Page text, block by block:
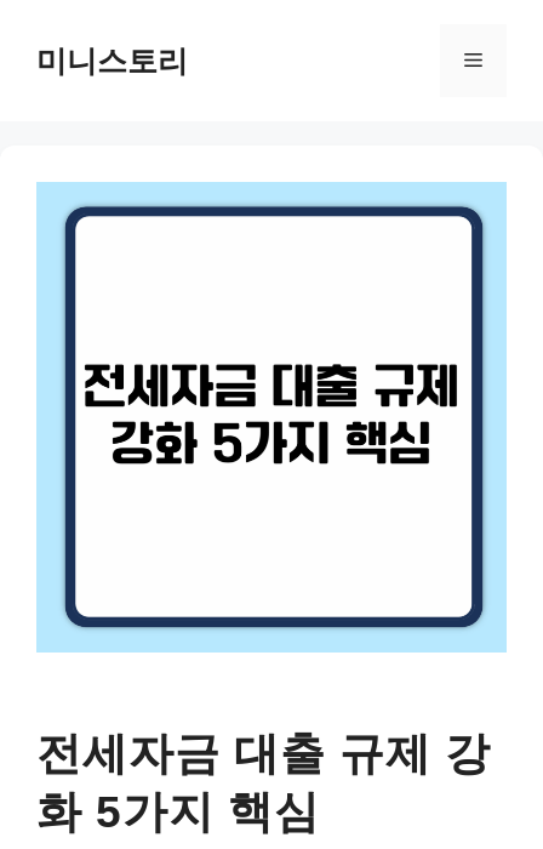
content미니스토리 Menu
전세자금 대출 규제 강
화 5가지 핵심